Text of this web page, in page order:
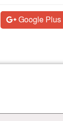
Google Plus